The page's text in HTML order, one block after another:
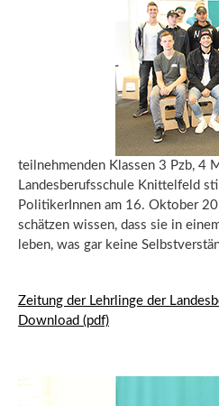
teilnehmenden Klassen 3 Pzb, 4
Landesberufsschule Knittelfeld
PolitikerInnen am 16. Oktober
schätzen wissen, dass sie in
leben, was gar keine
Zeitung der Lehrlinge der
Download (pdf)